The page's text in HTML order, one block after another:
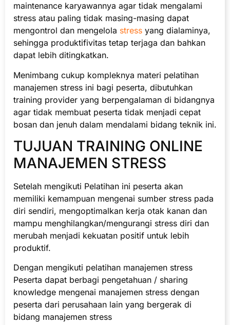
maintenance karyawannya agar tidak mengalami
stress atau paling tidak masing-masing dapat
mengontrol dan mengelola stress yang dialaminya,
sehingga produktifivitas tetap terjaga dan bahkan
dapat lebih ditingkatkan.
Menimbang cukup kompleknya materi pelatihan
manajemen stress ini bagi peserta, dibutuhkan
training provider yang berpengalaman di bidangnya
agar tidak membuat peserta tidak menjadi cepat
bosan dan jenuh dalam mendalami bidang teknik ini.
TUJUAN TRAINING ONLINE
MANAJEMEN STRESS
Setelah mengikuti Pelatihan ini peserta akan
memiliki kemampuan mengenai sumber stress pada
diri sendiri, mengoptimalkan kerja otak kanan dan
mampu menghilangkan/mengurangi stress diri dan
merubah menjadi kekuatan positif untuk lebih
produktif.
Dengan mengikuti pelatihan manajemen stress
Peserta dapat berbagi pengetahuan / sharing
knowledge mengenai manajemen stress dengan
peserta dari perusahaan lain yang bergerak di
bidang manajemen stress